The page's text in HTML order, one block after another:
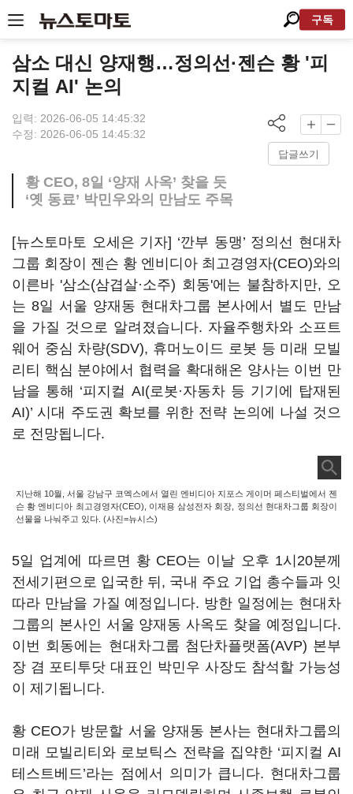
구독
삼소 대신 양재행…정의선·젠슨 황 '피
지컬 AI' 논의
입력: 2026-06-05 14:45:32
수정: 2026-06-05 14:45:32
답글쓰기
황 CEO, 8일 ‘양재 사옥’ 찾을 듯
‘옛 동료’ 박민우와의 만남도 주목
[뉴스토마토 오세은 기자] ‘깐부 동맹’ 정의선 현대차
그룹 회장이 젠슨 황 엔비디아 최고경영자(CEO)와의
이른바 '삼소(삼겹살·소주) 회동'에는 불참하지만, 오
는 8일 서울 양재동 현대차그룹 본사에서 별도 만남
을 가질 것으로 알려졌습니다. 자율주행차와 소프트
웨어 중심 차량(SDV), 휴머노이드 로봇 등 미래 모빌
리티 핵심 분야에서 협력을 확대해온 양사는 이번 만
남을 통해 ‘피지컬 AI(로봇·자동차 등 기기에 탑재된
AI)’ 시대 주도권 확보를 위한 전략 논의에 나설 것으
로 전망됩니다.
지난해 10월, 서울 강남구 코엑스에서 열린 엔비디아 지포스 게이머 페스티벌에서 젠
슨 황 엔비디아 최고경영자(CEO), 이재용 삼성전자 회장, 정의선 현대차그룹 회장이
선물을 나눠주고 있다. (사진=뉴시스)
5일 업계에 따르면 황 CEO는 이날 오후 1시20분께
전세기편으로 입국한 뒤, 국내 주요 기업 총수들과 잇
따라 만남을 가질 예정입니다. 방한 일정에는 현대차
그룹의 본사인 서울 양재동 사옥도 찾을 예정입니다.
이번 회동에는 현대차그룹 첨단차플랫폼(AVP) 본부
장 겸 포티투닷 대표인 박민우 사장도 참석할 가능성
이 제기됩니다.
황 CEO가 방문할 서울 양재동 본사는 현대차그룹의
미래 모빌리티와 로보틱스 전략을 집약한 ‘피지컬 AI
테스트베드’라는 점에서 의미가 큽니다. 현대차그룹